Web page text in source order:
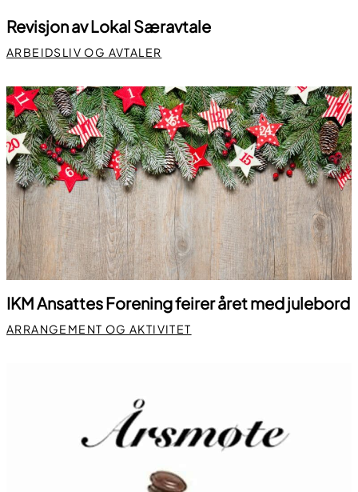
Revisjon av Lokal Særavtale
ARBEIDSLIV OG AVTALER
IKM Ansattes Forening feirer året med julebord
ARRANGEMENT OG AKTIVITET